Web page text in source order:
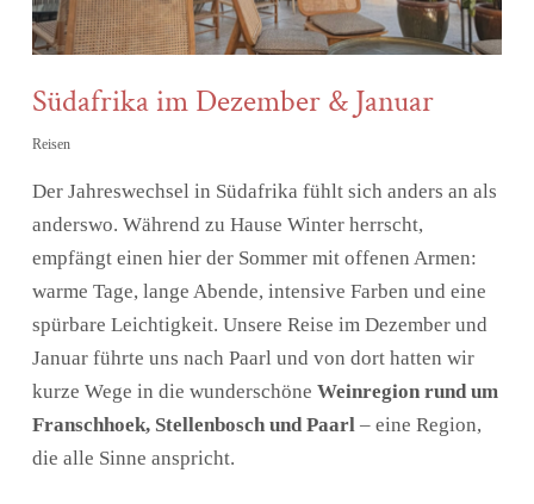
Südafrika im Dezember & Januar
Reisen
Der Jahreswechsel in Südafrika fühlt sich anders an als
anderswo. Während zu Hause Winter herrscht,
empfängt einen hier der Sommer mit offenen Armen:
warme Tage, lange Abende, intensive Farben und eine
spürbare Leichtigkeit. Unsere Reise im Dezember und
Januar führte uns nach Paarl und von dort hatten wir
kurze Wege in die wunderschöne Weinregion rund um
Franschhoek, Stellenbosch und Paarl– eine Region,
die alle Sinne anspricht.